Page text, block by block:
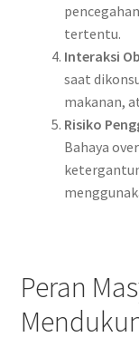
tertentu.
Interaksi
saat
makanan,
Risiko
Bahaya
Peran